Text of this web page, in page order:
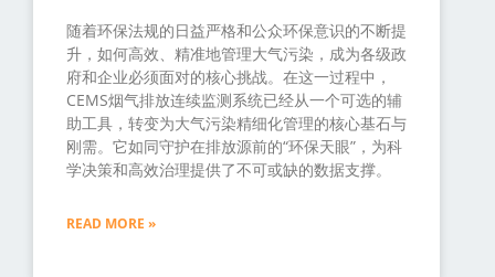
随着环保法规的日益严格和公众环保意识的不断提
升，如何高效、精准地管理大气污染，成为各级政
府和企业必须面对的核心挑战。在这一过程中，
CEMS烟气排放连续监测系统已经从一个可选的辅
助工具，转变为大气污染精细化管理的核心基石与
刚需。它如同守护在排放源前的“环保天眼”，为科
学决策和高效治理提供了不可或缺的数据支撑。
READ MORE »